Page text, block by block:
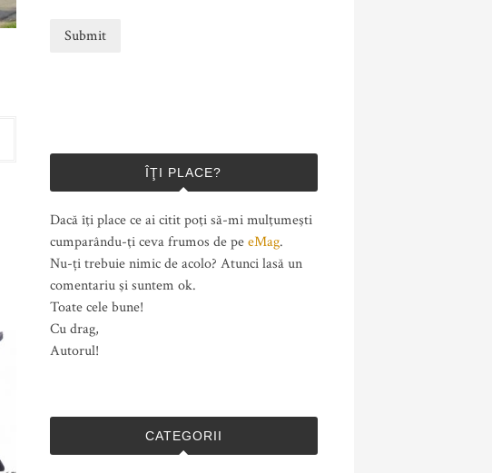
ÎŢI PLACE?
Dacă îţi place ce ai citit poţi să-mi mulţumeşti
cumparându-ţi ceva frumos de peeMag.
Nu-ți trebuie nimic de acolo? Atunci lasă un
comentariu şi suntem ok.
Toate cele bune!
Cu drag,
Autorul!
CATEGORII